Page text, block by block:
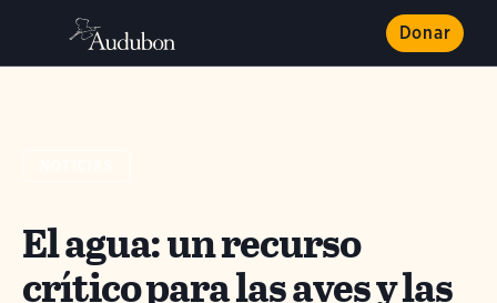
Donar
El agua: un recurso
crítico para las aves y las